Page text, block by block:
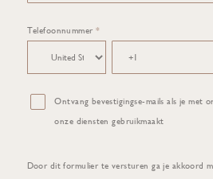
Telefoonnummer *
Ontvang bevestigingse-mails als je met
onze diensten gebruikmaakt
Door dit formulier te versturen ga je akkoord